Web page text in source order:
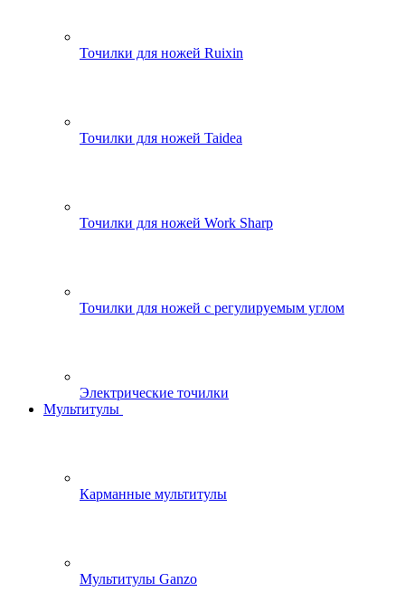
Точилки для ножей Ruixin
Точилки для ножей Taidea
Точилки для ножей Work Sharp
Точилки для ножей с регулируемым углом
Электрические точилки
Мультитулы
Карманные мультитулы
Мультитулы Ganzo